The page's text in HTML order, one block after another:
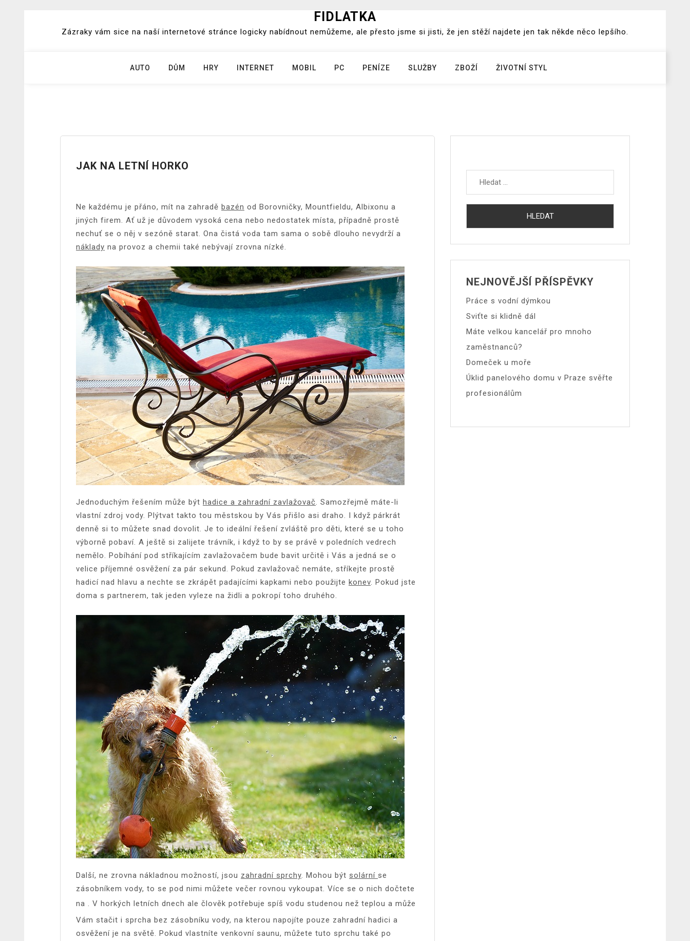
FIDLATKA
Zázraky vám sice na naší internetové stránce logicky nabídnout nemůžeme, ale přesto jsme si jisti, že jen stěží najdete jen tak někde něco lepšího.
AUTO DŮM HRY INTERNET MOBIL PC PENÍZE SLUŽBY ZBOŽÍ ŽIVOTNÍ STYL
JAK NA LETNÍ HORKO
Ne každému je přáno, mít na zahradě bazén od Borovničky, Mountfieldu, Albixonu a
jiných firem. Ať už je důvodem vysoká cena nebo nedostatek místa, případně prostě
nechuť se o něj v sezóně starat. Ona čistá voda tam sama o sobě dlouho nevydrží a
náklady na provoz a chemii také nebývají zrovna nízké.
Jednoduchým řešením může být hadice a zahradní zavlažovač . Samozřejmě máte-li
vlastní zdroj vody. Plýtvat takto tou městskou by Vás přišlo asi draho. I když párkrát
denně si to můžete snad dovolit. Je to ideální řešení zvláště pro děti, které se u toho
výborně pobaví. A ještě si zalijete trávník, i když to by se právě v poledních vedrech
nemělo. Pobíhání pod stříkajícím zavlažovačem bude bavit určitě i Vás a jedná se o
velice příjemné osvěžení za pár sekund. Pokud zavlažovač nemáte, stříkejte prostě
hadicí nad hlavu a nechte se zkrápět padajícími kapkami nebo použijte konev . Pokud jste
doma s partnerem, tak jeden vyleze na židli a pokropí toho druhého.
Další, ne zrovna nákladnou možností, jsou zahradní sprchy . Mohou být solární se
zásobníkem vody, to se pod nimi můžete večer rovnou vykoupat. Více se o nich dočtete
na . V horkých letních dnech ale člověk potřebuje spíš vodu studenou než teplou a může
Vám stačit i sprcha bez zásobníku vody, na kterou napojíte pouze zahradní hadici a
osvěžení je na světě. Pokud vlastníte venkovní saunu, můžete tuto sprchu také po
NEJNOVĚJŠÍ PŘÍSPĚVKY
Práce s vodní dýmkou
Sviťte si klidně dál
Máte velkou kancelář pro mnoho
zaměstnanců?
Domeček u moře
Úklid panelového domu v Praze svěřte
profesionálům